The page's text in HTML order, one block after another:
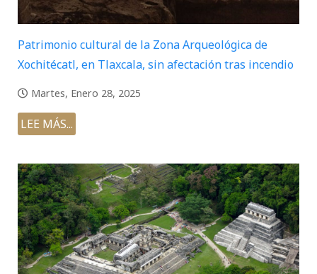
Patrimonio cultural de la Zona Arqueológica de
Xochitécatl, en Tlaxcala, sin afectación tras incendio
Martes, Enero 28, 2025
LEE MÁS...